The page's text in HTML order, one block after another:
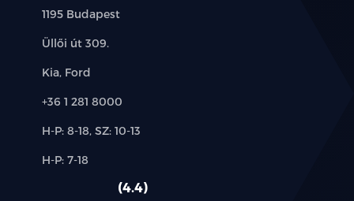
Település:
1195 Budapest
Cím:
Üllői út 309.
Márkák:
Kia, Ford
Telefon:
+36 1 281 8000
Új-
használt
H-P: 8-18, SZ: 10-13
Alkatrész,
H-P: 7-18
4.4